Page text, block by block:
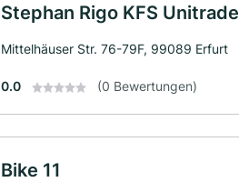
Stephan Rigo KFS Unitrade
Mittelhäuser Str. 76-79F, 99089 Erfurt
0.0 (0 Bewertungen)
Bike 11